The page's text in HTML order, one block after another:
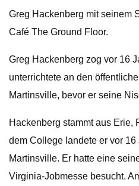
Greg Hackenberg mit seinem
Café The Ground Floor.
Greg Hackenberg zog vor 16
unterrichtete an den
Martinsville, bevor er seine
Hackenberg stammt aus Erie,
dem College landete er vor
Martinsville. Er hatte eine
Virginia-Jobmesse besucht.